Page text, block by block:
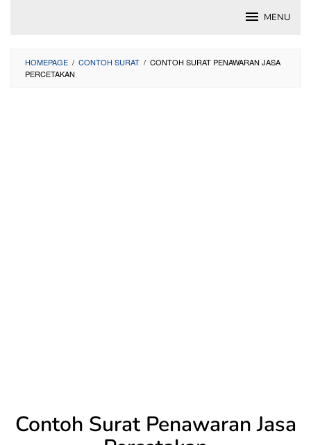
MENU
HOMEPAGE / CONTOH SURAT / CONTOH SURAT PENAWARAN JASA
PERCETAKAN
Contoh Surat Penawaran Jasa